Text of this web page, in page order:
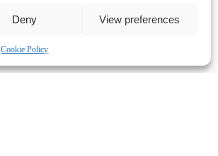
Deny View preferences
Cookie Policy